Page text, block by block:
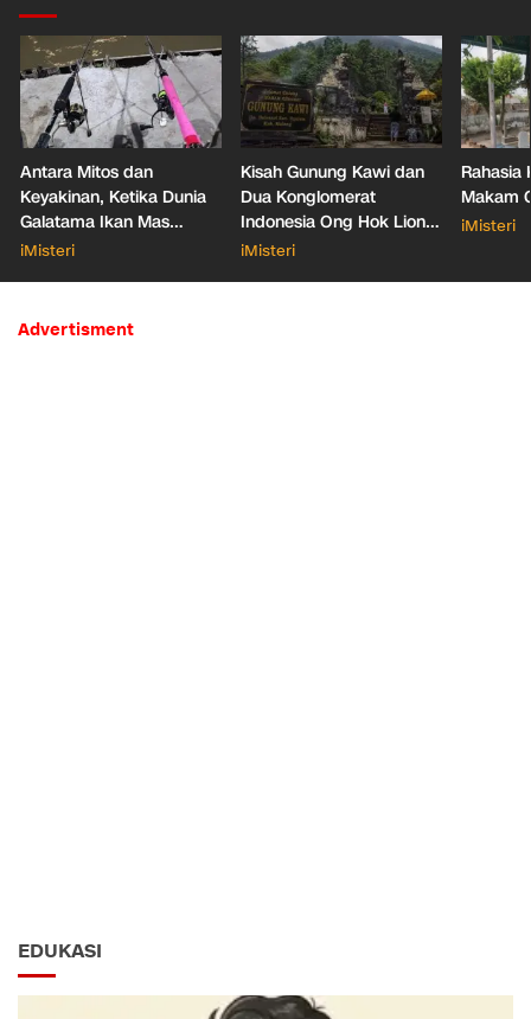
Antara Mitos dan
Keyakinan, Ketika Dunia
Galatama Ikan Mas
Bersentuhan dengan Hal
iMisteri
Kisah Gunung Kawi dan
Dua Konglomerat
Indonesia Ong Hok Liong
hingga Liem Sioe Liong
iMisteri
Rahasia
Makam
iMisteri
Advertisment
EDUKASI